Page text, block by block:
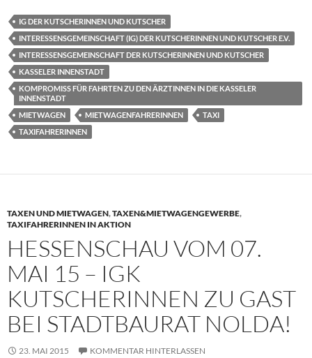
IG DER KUTSCHERINNEN UND KUTSCHER
INTERESSENSGEMEINSCHAFT (IG) DER KUTSCHERINNEN UND KUTSCHER E.V.
INTERESSENSGEMEINSCHAFT DER KUTSCHERINNEN UND KUTSCHER
KASSELER INNENSTADT
KOMPROMISS FÜR FAHRTEN ZU DEN ÄRZTINNEN IN DIE KASSELER
INNENSTADT
MIETWAGEN
MIETWAGENFAHRERINNEN
TAXI
TAXIFAHRERINNEN
TAXEN UND MIETWAGEN,TAXEN&MIETWAGENGEWERBE,
TAXIFAHRERINNEN IN AKTION
HESSENSCHAU VOM 07.
MAI 15 – IGK
KUTSCHERINNEN ZU GAST
BEI STADTBAURAT NOLDA!
23. MAI 2015 KOMMENTAR HINTERLASSEN